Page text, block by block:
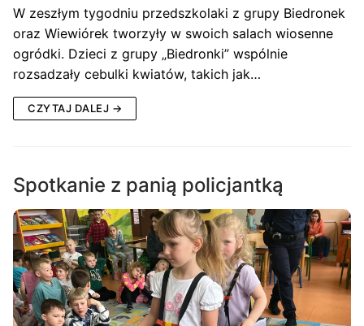
W zeszłym tygodniu przedszkolaki z grupy Biedronek
oraz Wiewiórek tworzyły w swoich salach wiosenne
ogródki. Dzieci z grupy „Biedronki” wspólnie
rozsadzały cebulki kwiatów, takich jak…
CZYTAJ DALEJ →
Spotkanie z panią policjantką